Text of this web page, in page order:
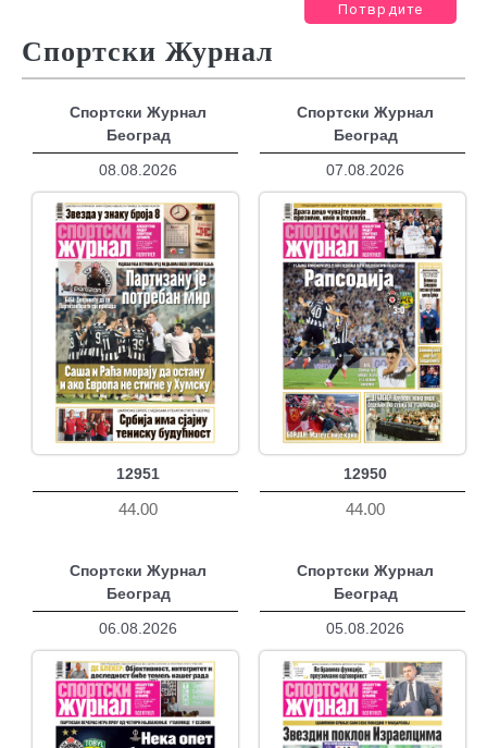
Потврдите
Спортски Журнал
Спортски Журнал
Београд
08.08.2026
12951
44.00
Спортски Журнал
Београд
07.08.2026
12950
44.00
Спортски Журнал
Београд
06.08.2026
Спортски Журнал
Београд
05.08.2026